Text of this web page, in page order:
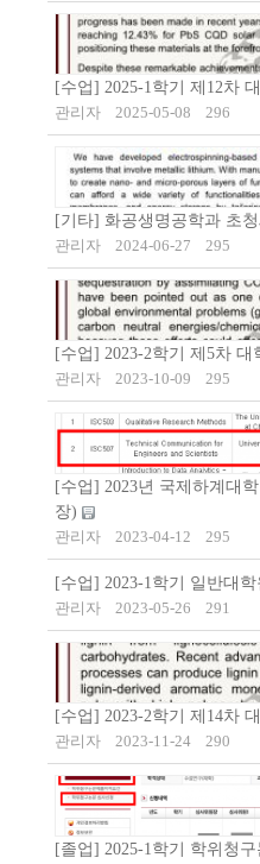
[수업] 2025-1학기 제12차
관리자
2025-05-08 296
[기타] 화공생명공학과 초
관리자
2024-06-27 295
[수업] 2023-2학기 제5차 대
관리자
2023-10-09 295
[수업] 2023년 국제하계대
장)
관리자
2023-04-12 295
[수업] 2023-1학기 일반대
관리자
2023-05-26 291
[수업] 2023-2학기 제14차
관리자
2023-11-24 290
[졸업] 2025-1학기 학위청